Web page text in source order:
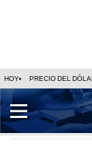
HOY PRECIO DEL